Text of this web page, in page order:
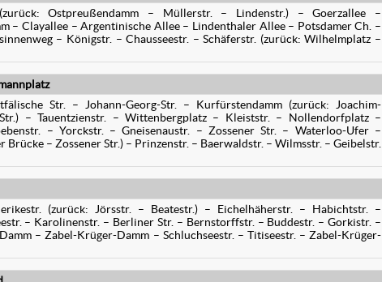
Ostpreußendamm – Müllerstr. – Lindenstr.) – Goerzallee –
– Clayallee – Argentinische Allee – Lindenthaler Allee – Potsdamer Ch. –
– Königstr. – Chausseestr. – Schäferstr. (zurück: Wilhelmplatz –
Str. – Johann-Georg-Str. – Kurfürstendamm (zurück: Joachim-
– Tauentzienstr. – Wittenbergplatz – Kleiststr. – Nollendorfplatz –
– Yorckstr. – Gneisenaustr. – Zossener Str. – Waterloo-Ufer –
Brücke – Zossener Str.) – Prinzenstr. – Baerwaldstr. – Wilmsstr. – Geibelstr.
(zurück: Jörsstr. – Beatestr.) – Eichelhäherstr. – Habichtstr. –
– Karolinenstr. – Berliner Str. – Bernstorffstr. – Buddestr. – Gorkistr. –
– Zabel-Krüger-Damm – Schluchseestr. – Titiseestr. – Zabel-Krüger-